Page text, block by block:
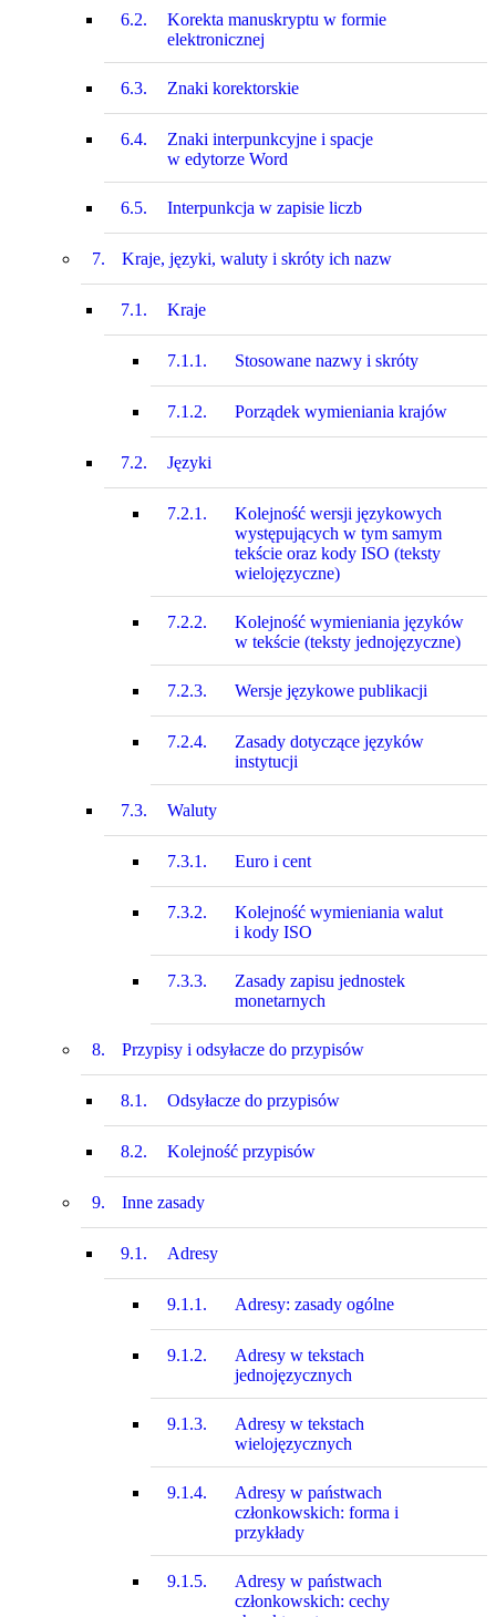
6.2.
Korekta manuskryptu w formie
elektronicznej
6.3. Znaki korektorskie
6.4.
Znaki interpunkcyjne i spacje
w edytorze Word
6.5. Interpunkcja w zapisie liczb
7. Kraje, języki, waluty i skróty ich nazw
7.1. Kraje
7.1.1. Stosowane nazwy i skróty
7.1.2. Porządek wymieniania krajów
7.2. Języki
7.2.1.
Kolejność wersji językowych
występujących w tym samym
tekście oraz kody ISO (teksty
wielojęzyczne)
7.2.2.
Kolejność wymieniania języków
w tekście (teksty jednojęzyczne)
7.2.3. Wersje językowe publikacji
7.2.4.
Zasady dotyczące języków
instytucji
7.3. Waluty
7.3.1. Euro i cent
7.3.2.
Kolejność wymieniania walut
i kody ISO
7.3.3.
Zasady zapisu jednostek
monetarnych
8. Przypisy i odsyłacze do przypisów
8.1. Odsyłacze do przypisów
8.2. Kolejność przypisów
9. Inne zasady
9.1. Adresy
9.1.1. Adresy: zasady ogólne
9.1.2.
Adresy w tekstach
jednojęzycznych
9.1.3.
Adresy w tekstach
wielojęzycznych
9.1.4.
Adresy w państwach
członkowskich: forma i
przykłady
9.1.5.
Adresy w państwach
członkowskich: cechy